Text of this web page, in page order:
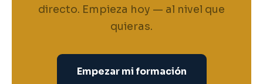
directo. Empieza hoy — al nivel que
quieras.
Empezar mi formación